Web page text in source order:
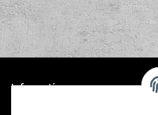
Informationen